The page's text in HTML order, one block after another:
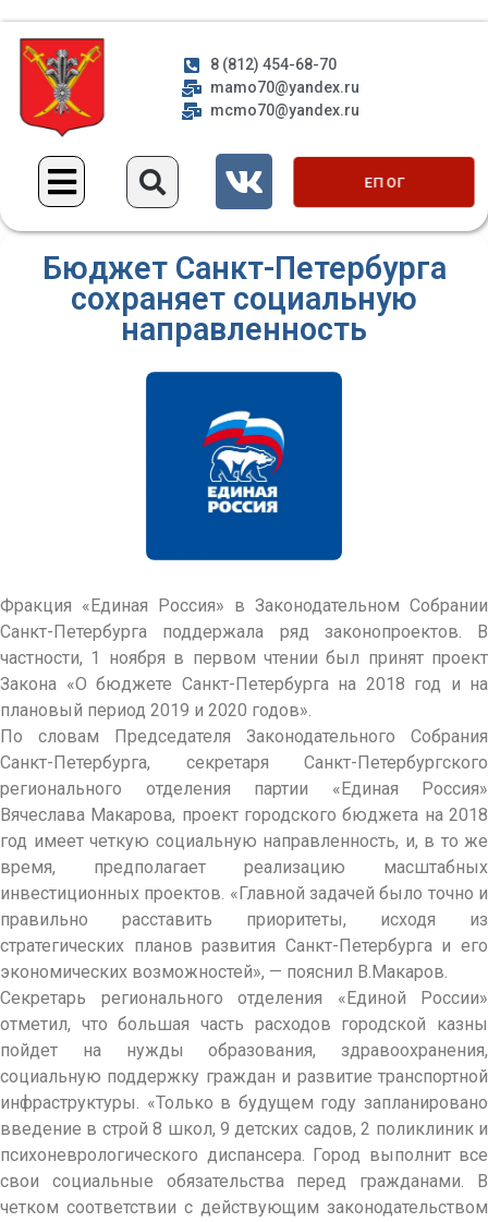
8 (812) 454-68-70
mamo70@yandex.ru
mcmo70@yandex.ru
ЕП ОГ
Бюджет Санкт-Петербурга
сохраняет социальную
направленность
Фракция «Единая Россия» в Законодательном Собрании
Санкт-Петербурга поддержала ряд законопроектов. В
частности, 1 ноября в первом чтении был принят проект
Закона «О бюджете Санкт-Петербурга на 2018 год и на
плановый период 2019 и 2020 годов».
По словам Председателя Законодательного Собрания
Санкт-Петербурга, секретаря Санкт-Петербургского
регионального отделения партии «Единая Россия»
Вячеслава Макарова, проект городского бюджета на 2018
год имеет четкую социальную направленность, и, в то же
время, предполагает реализацию масштабных
инвестиционных проектов. «Главной задачей было точно и
правильно расставить приоритеты, исходя из
стратегических планов развития Санкт-Петербурга и его
экономических возможностей», — пояснил В.Макаров.
Секретарь регионального отделения «Единой России»
отметил, что большая часть расходов городской казны
пойдет на нужды образования, здравоохранения,
социальную поддержку граждан и развитие транспортной
инфраструктуры. «Только в будущем году запланировано
введение в строй 8 школ, 9 детских садов, 2 поликлиник и
психоневрологического диспансера. Город выполнит все
свои социальные обязательства перед гражданами. В
четком соответствии с действующим законодательством